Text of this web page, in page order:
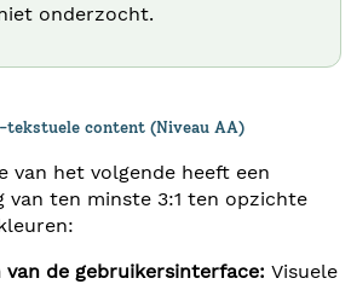
onderzocht.
tekstuele content (Niveau AA)
van het volgende heeft een
van ten minste 3:1 ten opzichte
van de gebruikersinterface: Visuele